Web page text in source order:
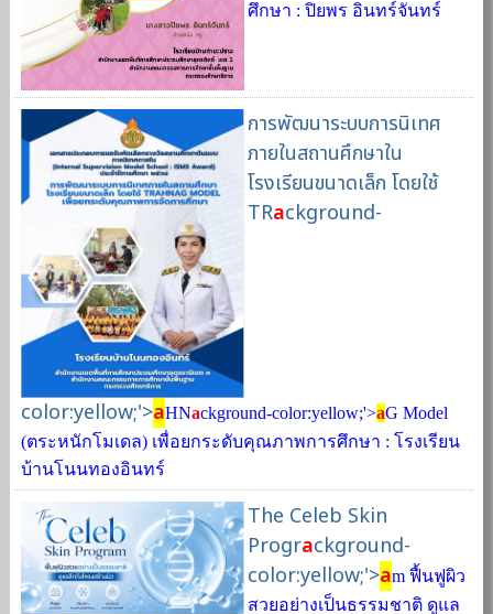
ศึกษา : ปิยพร อินทร์จันทร์
การพัฒนาระบบการนิเทศ
ภายในสถานศึกษาใน
โรงเรียนขนาดเล็ก โดยใช้
TRackground-
color:yellow;'>aHNackground-color:yellow;'>aG Model
(ตระหนักโมเดล) เพื่อยกระดับคุณภาพการศึกษา : โรงเรียน
บ้านโนนทองอินทร์
The Celeb Skin
Prograckground-
color:yellow;'>am ฟื้นฟูผิว
สวยอย่างเป็นธรรมชาติ ดูแล